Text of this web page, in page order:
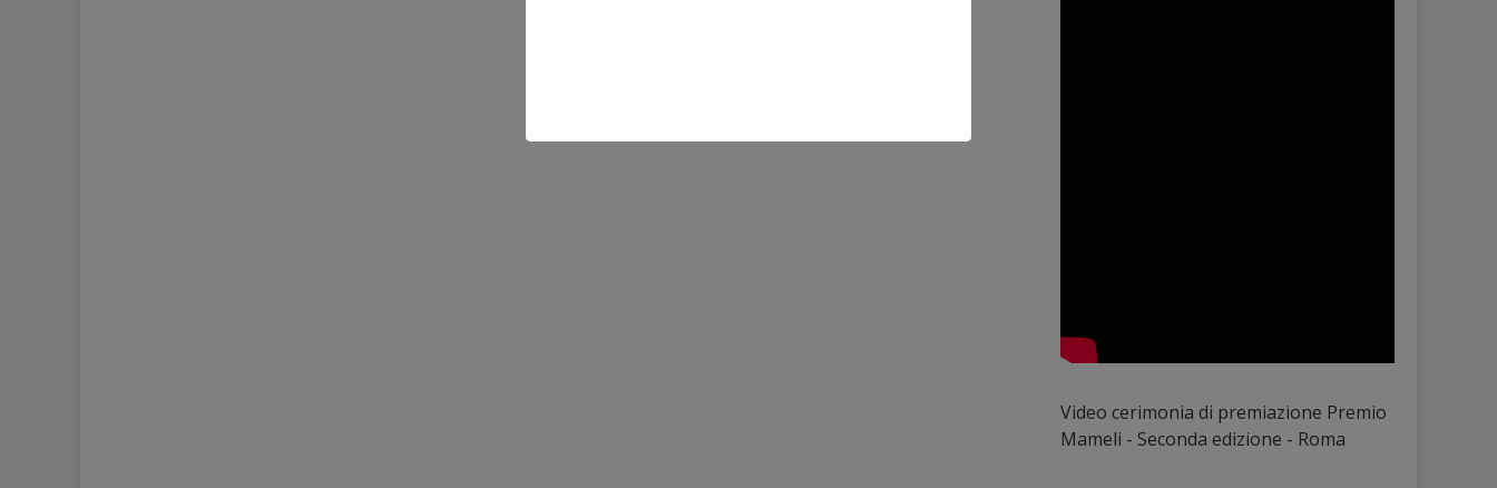
Video cerimonia di premiazione Premio
Mameli - Seconda edizione - Roma